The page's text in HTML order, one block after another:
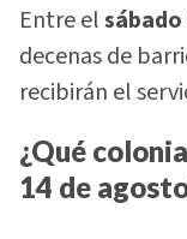
Entre el
decenas de
recibirán el
¿Qué
14 de